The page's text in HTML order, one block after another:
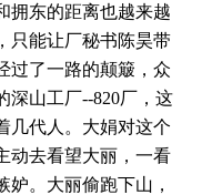
拥东的距离也越来越
只能让厂秘书陈昊带
过了一路的颠簸，众
深山工厂--820厂，这
几代人。大娟对这个
动去看望大丽，一看
。大丽偷跑下山，